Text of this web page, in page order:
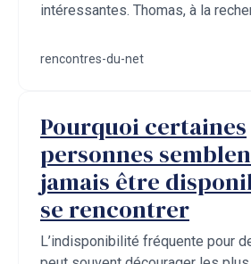
intéressantes. Thomas, à la
rencontres-du-net
Pourquoi certaines
personnes
jamais être
se rencontrer
L’indisponibilité fréquente pour